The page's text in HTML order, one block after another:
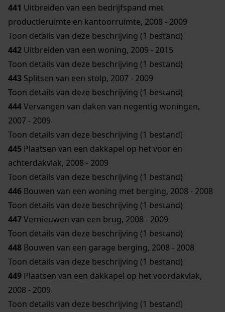
441 Uitbreiden van een bedrijfspand met
productieruimte en kantoorruimte, 2008 - 2009
Toon details van deze beschrijving (1 bestand)
442 Uitbreiden van een woning, 2009 - 2015
Toon details van deze beschrijving (1 bestand)
443 Splitsen van een stolp, 2007 - 2009
Toon details van deze beschrijving (1 bestand)
444Vervangen van daken van negentig woningen,
2007 - 2009
Toon details van deze beschrijving (1 bestand)
445 Plaatsen van een dakkapel op het voor en
achterdakvlak, 2008 - 2009
Toon details van deze beschrijving (1 bestand)
446 Bouwen van een woning met berging, 2008 - 2008
Toon details van deze beschrijving (1 bestand)
447Vernieuwen van een brug, 2008 - 2009
Toon details van deze beschrijving (1 bestand)
448 Bouwen van een garage berging, 2008 - 2008
Toon details van deze beschrijving (1 bestand)
449 Plaatsen van een dakkapel op het voordakvlak,
2008 - 2009
Toon details van deze beschrijving (1 bestand)